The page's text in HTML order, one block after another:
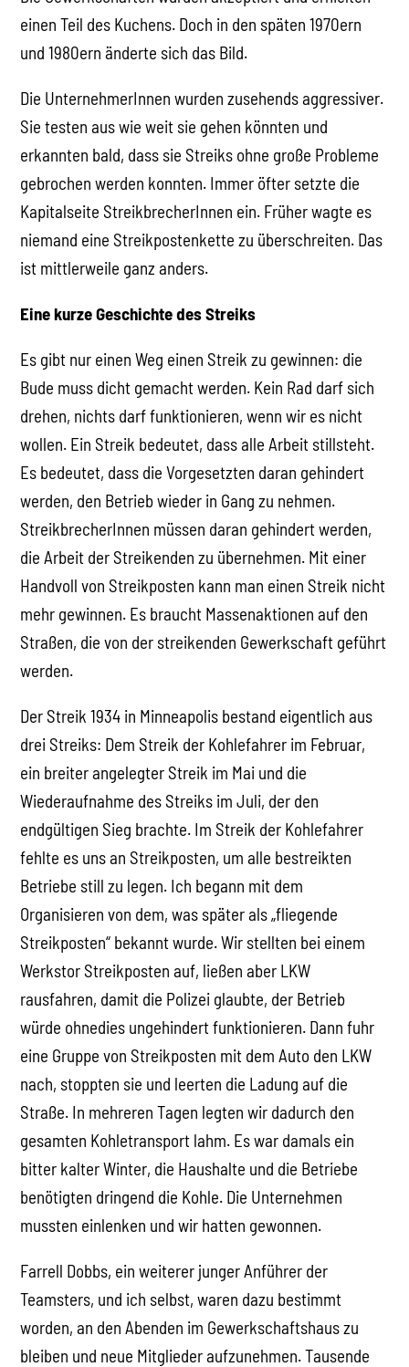
einen Teil des Kuchens. Doch in den späten 1970ern
und 1980ern änderte sich das Bild.
Die UnternehmerInnen wurden zusehends aggressiver.
Sie testen aus wie weit sie gehen könnten und
erkannten bald, dass sie Streiks ohne große Probleme
gebrochen werden konnten. Immer öfter setzte die
Kapitalseite StreikbrecherInnen ein. Früher wagte es
niemand eine Streikpostenkette zu überschreiten. Das
ist mittlerweile ganz anders.
Eine kurze Geschichte des Streiks
Es gibt nur einen Weg einen Streik zu gewinnen: die
Bude muss dicht gemacht werden. Kein Rad darf sich
drehen, nichts darf funktionieren, wenn wir es nicht
wollen. Ein Streik bedeutet, dass alle Arbeit stillsteht.
Es bedeutet, dass die Vorgesetzten daran gehindert
werden, den Betrieb wieder in Gang zu nehmen.
StreikbrecherInnen müssen daran gehindert werden,
die Arbeit der Streikenden zu übernehmen. Mit einer
Handvoll von Streikposten kann man einen Streik nicht
mehr gewinnen. Es braucht Massenaktionen auf den
Straßen, die von der streikenden Gewerkschaft geführt
werden.
Der Streik 1934 in Minneapolis bestand eigentlich aus
drei Streiks: Dem Streik der Kohlefahrer im Februar,
ein breiter angelegter Streik im Mai und die
Wiederaufnahme des Streiks im Juli, der den
endgültigen Sieg brachte. Im Streik der Kohlefahrer
fehlte es uns an Streikposten, um alle bestreikten
Betriebe still zu legen. Ich begann mit dem
Organisieren von dem, was später als „fliegende
Streikposten“ bekannt wurde. Wir stellten bei einem
Werkstor Streikposten auf, ließen aber LKW
rausfahren, damit die Polizei glaubte, der Betrieb
würde ohnedies ungehindert funktionieren. Dann fuhr
eine Gruppe von Streikposten mit dem Auto den LKW
nach, stoppten sie und leerten die Ladung auf die
Straße. In mehreren Tagen legten wir dadurch den
gesamten Kohletransport lahm. Es war damals ein
bitter kalter Winter, die Haushalte und die Betriebe
benötigten dringend die Kohle. Die Unternehmen
mussten einlenken und wir hatten gewonnen.
Farrell Dobbs, ein weiterer junger Anführer der
Teamsters, und ich selbst, waren dazu bestimmt
worden, an den Abenden im Gewerkschaftshaus zu
bleiben und neue Mitglieder aufzunehmen. Tausende